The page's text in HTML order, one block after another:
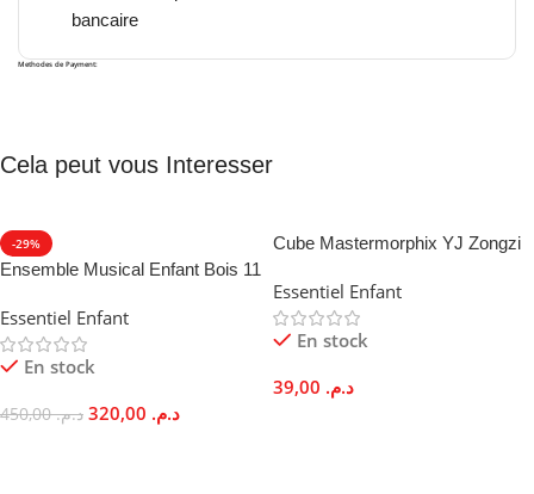
bancaire
Methodes de Payment:
Cela peut vous Interesser
-29%
Ensemble Musical Enfant Bois 11
Essentiel Enfant
En stock
د.م.450,00 د.م.
Cube Mastermorphix YJ Zongzi
Stickers
Essentiel Enfant
En stock
د.م.